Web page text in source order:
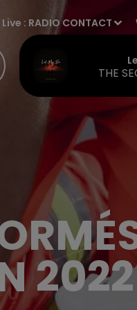
Live : RADIO CONTACT
THE
2022